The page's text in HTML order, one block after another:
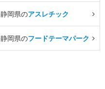
静岡県のアスレチック
静岡県のフードテーマパーク